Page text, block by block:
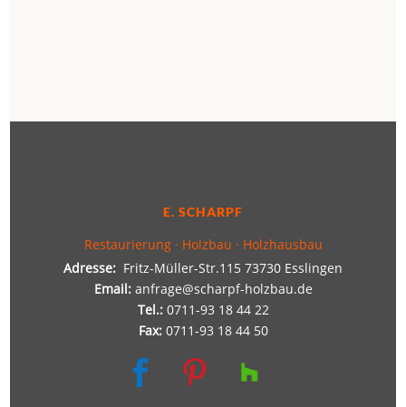
E. SCHARPF
Restaurierung · Holzbau · Holzhausbau
Adresse: Fritz-Müller-Str.115 73730 Esslingen
Email:anfrage@scharpf-holzbau.de
Tel.:0711-93 18 44 22
Fax:0711-93 18 44 50
 